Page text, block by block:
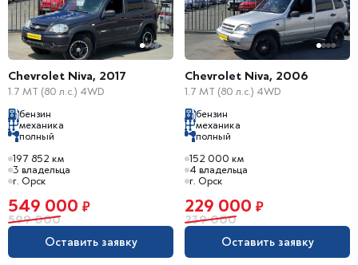
Chevrolet Niva, 2017
1.7 MT (80 л.с.) 4WD
бензин
механика
полный
197 852 км
3 владельца
г. Орск
549 000 ₽
599 000
Оставить заявку
Chevrolet Niva, 2006
1.7 MT (80 л.с.) 4WD
бензин
механика
полный
152 000 км
4 владельца
г. Орск
229 000 ₽
239 000
Оставить заявку